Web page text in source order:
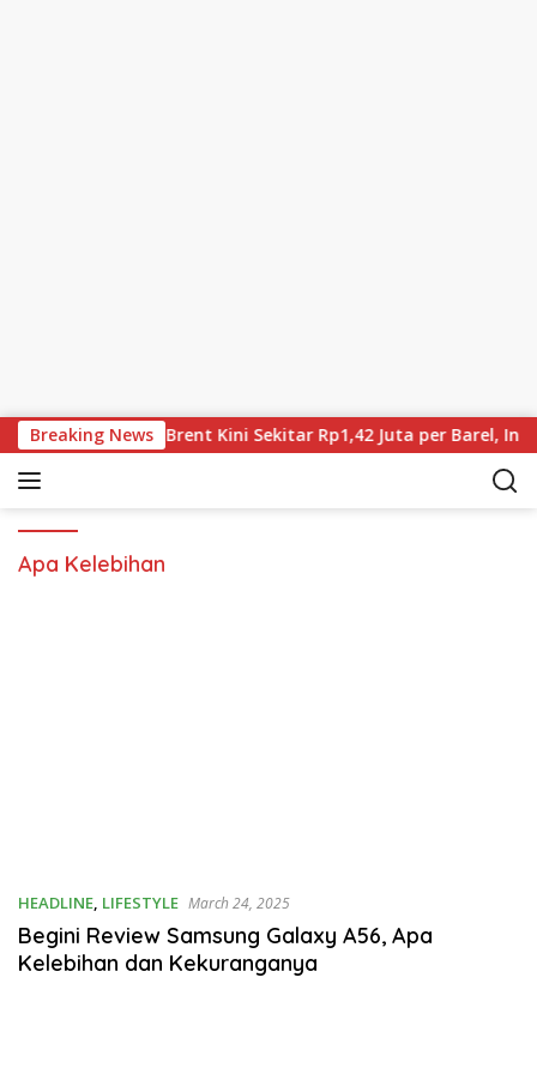
Breaking News
Terus Turun, Brent Kini Sekitar Rp1,42 Juta per Barel,
Apa Kelebihan
HEADLINE, LIFESTYLE March 24, 2025
Begini Review Samsung Galaxy A56, Apa
Kelebihan dan Kekuranganya